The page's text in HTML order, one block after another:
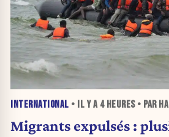
INTERNATIONAL • IL Y A 4 HEURES• PAR
Migrants expulsés :